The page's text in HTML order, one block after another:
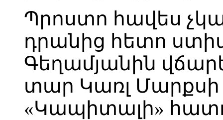
Պրոստո հավես
դրանից հետո
Գեղամյանին
տար Կառլ
«Կապիտալի»